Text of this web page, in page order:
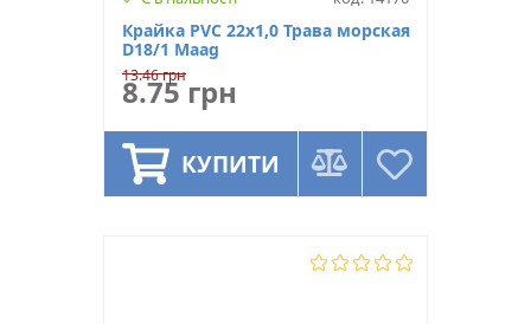
Крайка PVC 22х1,0 Трава морская
D18/1 Maag
13.46 грн
8.75 грн
КУПИТИ